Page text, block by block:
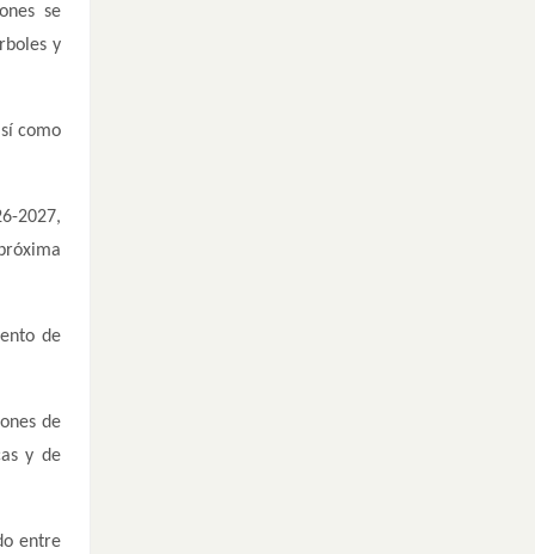
se
y
como
2027,
de
de
y de
entre